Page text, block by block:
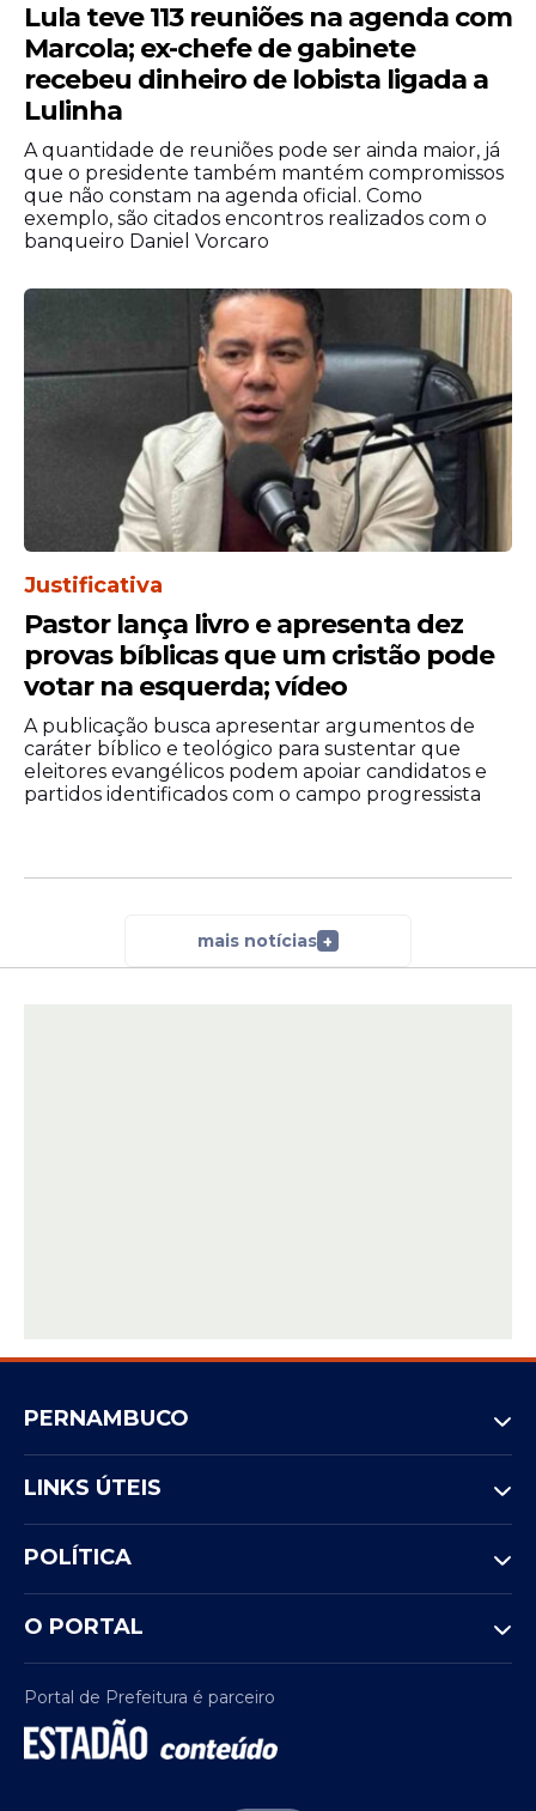
Lula teve 113 reuniões na agenda com
Marcola; ex-chefe de gabinete
recebeu dinheiro de lobista ligada a
Lulinha
A quantidade de reuniões pode ser ainda maior, já
que o presidente também mantém compromissos
que não constam na agenda oficial. Como
exemplo, são citados encontros realizados com o
banqueiro Daniel Vorcaro
Justificativa
Pastor lança livro e apresenta dez
provas bíblicas que um cristão pode
votar na esquerda; vídeo
A publicação busca apresentar argumentos de
caráter bíblico e teológico para sustentar que
eleitores evangélicos podem apoiar candidatos e
partidos identificados com o campo progressista
mais notícias +
PERNAMBUCO
LINKS ÚTEIS
POLÍTICA
O PORTAL
Portal de Prefeitura é parceiro